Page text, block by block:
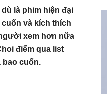
là phim hiện đại
và kích thích
xem hơn nữa
điểm qua list
bao cuốn.